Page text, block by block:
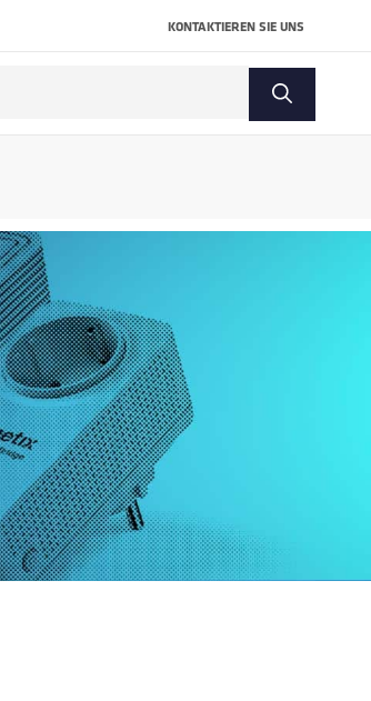
KONTAKTIEREN SIE UNS